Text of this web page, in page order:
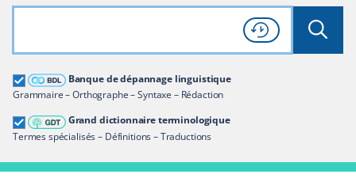
Rechercher dans tout le site
Lancer
Consulter l'
Historique
de recherche
Banque de dépannage linguistique
Grammaire – Orthographe – Syntaxe – Rédaction
Grand dictionnaire terminologique
Termes spécialisés – Définitions – Traductions
Grand dictionnaire terminologique
Restreindre aux termes